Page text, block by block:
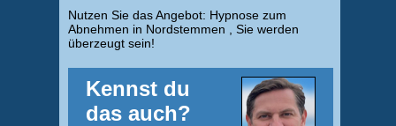
Nutzen Sie das Angebot: Hypnose zum
Abnehmen in Nordstemmen , Sie werden
überzeugt sein!
Kennst du
das auch?